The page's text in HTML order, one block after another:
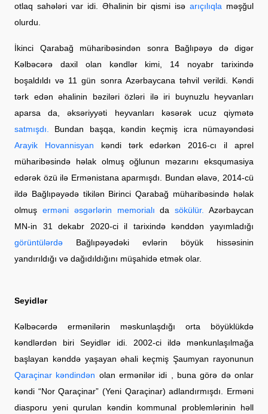
otlaq sahələri var idi. Əhalinin bir qismi isəarıçılıqla məşğul
olurdu.
İkinci Qarabağ müharibəsindən sonra Bağlıpəyə də digər
Kəlbəcərə daxil olan kəndlər kimi, 14 noyabr tarixində
boşaldıldı və 11 gün sonra Azərbaycana təhvil verildi. Kəndi
tərk edən əhalinin bəziləri özləri ilə iri buynuzlu heyvanları
aparsa da, əksəriyyəti heyvanları kəsərək ucuz qiymətə
satmışdı.
Bundan başqa, kəndin keçmiş icra nümayəndəsi
Arayik Hovannisyan kəndi tərk edərkən 2016-cı il aprel
müharibəsində həlak olmuş oğlunun məzarını eksqumasiya
edərək özü ilə Ermənistana aparmışdı. Bundan əlavə, 2014-cü
ildə Bağlıpəyədə tikilən Birinci Qarabağ müharibəsində həlak
olmuş erməni əsgərlərin memorialı dasökülür.
Azərbaycan
MN-in 31 dekabr 2020-ci il tarixində kənddən yayımladığı
görüntülərdə Bağlıpəyədəki evlərin böyük hissəsinin
yandırıldığı və dağıdıldığını müşahidə etmək olar.
Seyidlər
Kəlbəcərdə ermənilərin məskunlaşdığı orta böyüklükdə
kəndlərdən biri Seyidlər idi. 2002-ci ildə mənkunlaşılmağa
başlayan kənddə yaşayan əhali keçmiş Şaumyan rayonunun
Qaraçinar kəndindən olan ermənilər idi , buna görə də onlar
kəndi “Nor Qaraçinar” (Yeni Qaraçinar) adlandırmışdı. Erməni
diasporu yeni qurulan kəndin kommunal problemlərinin həll